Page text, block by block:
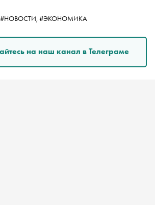
#НОВОСТИ, #ЭКОНОМИКА
на наш канал в Телеграме